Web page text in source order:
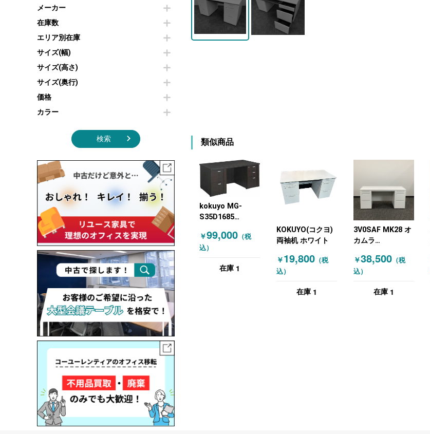
プリンター・コピー機
コートハンガー・ポールハンガー
傘立て
食器棚・キッチンキャビネット
オフィスアクセサリーその他
カウンターテーブル
センターテーブル・サイドテーブル
カフェテーブル
ソファ
シェルフ
ダストボックス（ゴミ箱）
インテリア家具その他
冷蔵庫・洗濯機
空気清浄機・加湿器
電子レンジ
液晶テレビ・モニター類
エアコン
照明機器
季節家電
その他キッチン家電・オフィス家電
メーカー
在庫数
エリア別在庫
サイズ(幅)
サイズ(高さ)
サイズ(奥行)
価格
カラー
検索 類似商品
kokuyo MG-
S35D1685
オフィスデスク 両
袖机 木目（ダーク
￥99,000 （税
込）
在庫 1
KOKUYO(コクヨ)
両袖机 ホワイト
￥19,800（税
込）
在庫 1
3V0SAF MK28 オ
カムラ
机 W1600 ホワイ
ト
￥38,500（税
込）
在庫 1